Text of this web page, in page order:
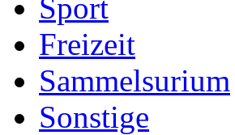
Sport
Freizeit
Sammelsurium
Sonstige